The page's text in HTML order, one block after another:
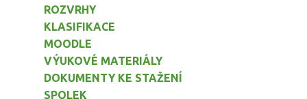
ROZVRHY
KLASIFIKACE
MOODLE
VÝUKOVÉ MATERIÁLY
DOKUMENTY KE STAŽENÍ
SPOLEK